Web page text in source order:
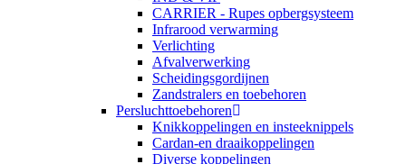
CARRIER - Rupes opbergsysteem
Infrarood verwarming
Verlichting
Afvalverwerking
Scheidingsgordijnen
Zandstralers en toebehoren
Persluchttoebehoren
Knikkoppelingen en insteeknippels
Cardan-en draaikoppelingen
Diverse koppelingen